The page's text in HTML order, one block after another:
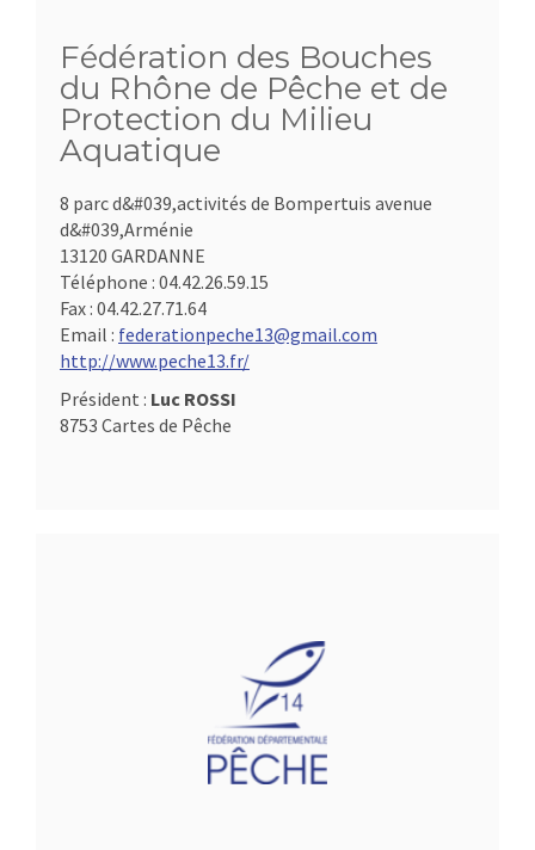
Fédération des Bouches
du Rhône de Pêche et de
Protection du Milieu
Aquatique
8 parc d&#039,activités de Bompertuis avenue
d&#039,Arménie
13120 GARDANNE
Téléphone : 04.42.26.59.15
Fax : 04.42.27.71.64
Email : federationpeche13@gmail.com
http://www.peche13.fr/
Président : Luc ROSSI
8753 Cartes de Pêche